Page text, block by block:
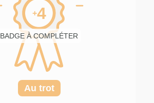
BADGE À COMPLÉTER
+4
Au trot